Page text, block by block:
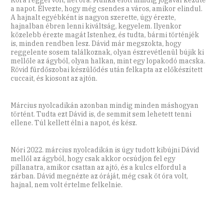
a napot. Élvezte, hogy még csendes a város, amikor elindul.
A hajnalt egyébként is nagyon szerette, úgy érezte,
hajnalban ébren lenni kiváltság, kegyelem. Ilyenkor
közelebb érezte magát Istenhez, és tudta, bármi történjék
is, minden rendben lesz. Dávid már megszokta, hogy
reggelente sosem találkoznak, olyan észrevétlenül bújik ki
mellőle az ágyból, olyan halkan, mint egy lopakodó macska.
Rövid fürdőszobai készülődés után felkapta az előkészített
cuccait, és kiosont az ajtón.
Március nyolcadikán azonban mindig minden máshogyan
történt. Tudta ezt Dávid is, de semmit sem lehetett tenni
ellene. Túl kellett élni a napot, és kész.
Nóri 2022. március nyolcadikán is úgy tudott kibújni Dávid
mellől az ágyból, hogy csak akkor ocsúdjon fel egy
pillanatra, amikor csattan az ajtó, és a kulcs elfordul a
zárban. Dávid megnézte az óráját, még csak öt óra volt,
hajnal, nem volt értelme felkelnie.